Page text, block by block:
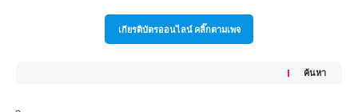
เกียรติบัตรออนไลน์ คลิ๊กตามเพจ
ค้นหา